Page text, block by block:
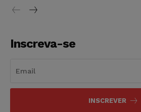
Inscreva-se
INSCREVER